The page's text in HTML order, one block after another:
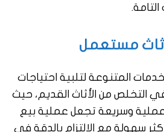
مستعمل
المتنوعة لتلبية احتياجات
في التخلص من الأثاث القديم، حيث
وسريعة تجعل عملية بيع
سهولة مع الالتزام بالدقة في